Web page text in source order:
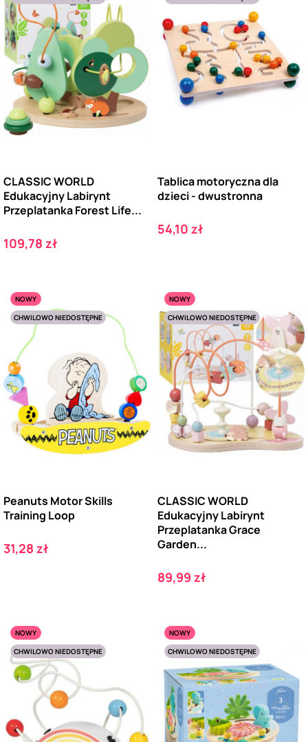
CLASSIC WORLD
Edukacyjny Labirynt
Przeplatanka Forest Life...
Cena
109,78 zł
Tablica motoryczna dla
dzieci - dwustronna
Cena
54,10 zł
NOWY
CHWILOWO NIEDOSTĘPNE
Peanuts Motor Skills
Training Loop
Cena
31,28 zł
NOWY
CHWILOWO NIEDOSTĘPNE
CLASSIC WORLD
Edukacyjny Labirynt
Przeplatanka Grace
Garden...
Cena
89,99 zł
NOWY
CHWILOWO NIEDOSTĘPNE
NOWY
CHWILOWO NIEDOSTĘPNE